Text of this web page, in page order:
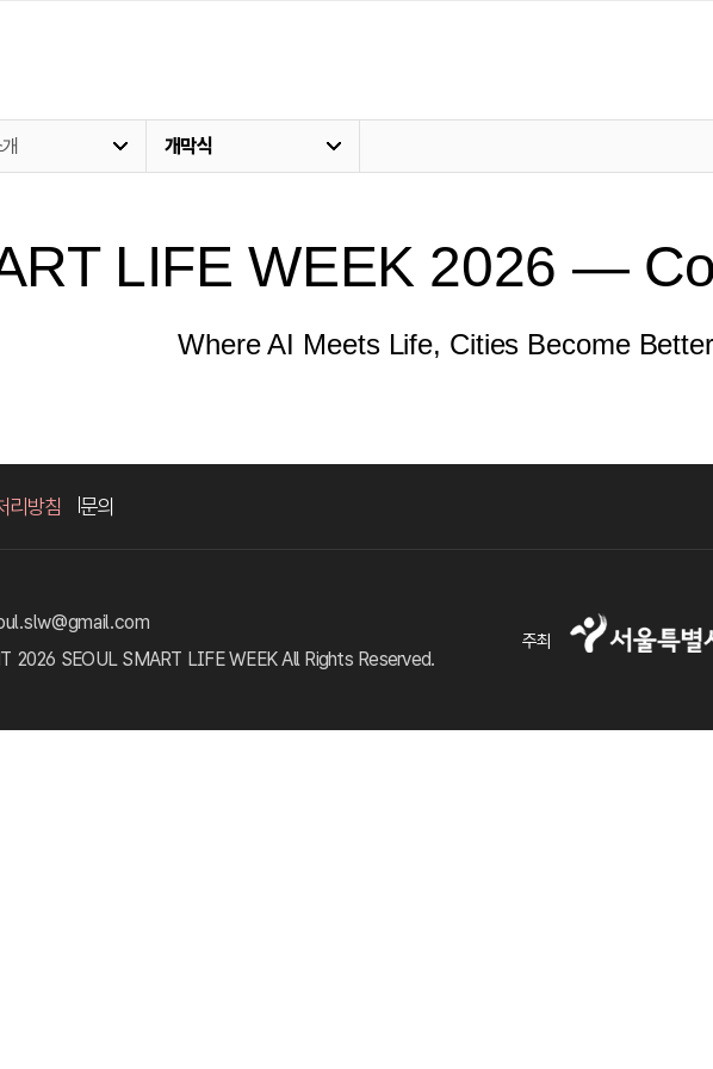
개막식
LIFE WEEK 2026 —
Where AI Meets Life, Cities Become Better
리방침 문의
2026 SEOUL SMART LIFE WEEK All Rights Reserved.
주최